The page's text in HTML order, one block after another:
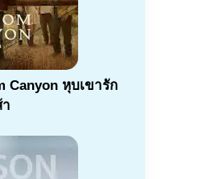
Canyon หุบเขารัก